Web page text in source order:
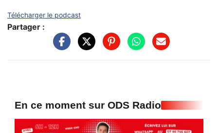
Télécharger le podcast
Partager :
En ce moment sur ODS Radio